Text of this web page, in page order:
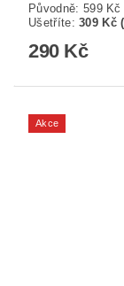
Původně: 599 Kč
Ušetříte:309 Kč
290 Kč
Akce